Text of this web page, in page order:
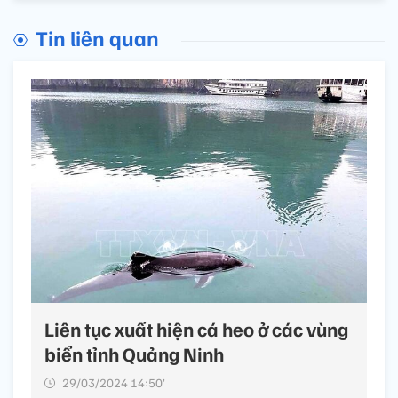
Tin liên quan
Liên tục xuất hiện cá heo ở các vùng
biển tỉnh Quảng Ninh
29/03/2024 14:50’